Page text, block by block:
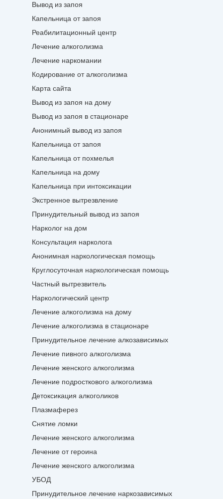
Вывод из запоя
Капельница от запоя
Реабилитационный центр
Лечение алкоголизма
Лечение наркомании
Кодирование от алкоголизма
Карта сайта
Вывод из запоя на дому
Вывод из запоя в стационаре
Анонимный вывод из запоя
Капельница от запоя
Капельница от похмелья
Капельница на дому
Капельница при интоксикации
Экстренное вытрезвление
Принудительный вывод из запоя
Нарколог на дом
Консультация нарколога
Анонимная наркологическая помощь
Круглосуточная наркологическая помощь
Частный вытрезвитель
Наркологический центр
Лечение алкоголизма на дому
Лечение алкоголизма в стационаре
Принудительное лечение алкозависимых
Лечение пивного алкоголизма
Лечение женского алкоголизма
Лечение подросткового алкоголизма
Детоксикация алкоголиков
Плазмаферез
Снятие ломки
Лечение женского алкоголизма
Лечение от героина
Лечение женского алкоголизма
УБОД
Принудительное лечение наркозависимых